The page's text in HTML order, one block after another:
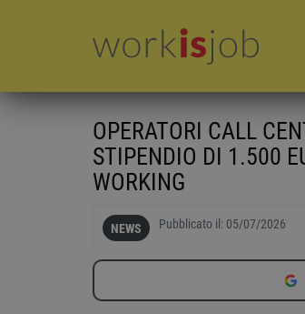
OPERATORI CALL
STIPENDIO DI 1.500
WORKING
NEWS Pubblicato il: 05/07/2026